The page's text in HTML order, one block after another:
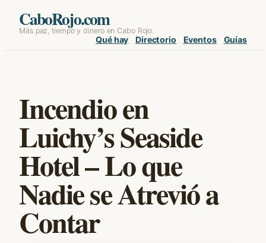
Skip
CaboRojo.com
Más paz, tiempo y dinero en Cabo Rojo.
Qué hay Directorio Eventos Guías
Incendio en
Luichy’s Seaside
Hotel – Lo que
Nadie se Atrevió a
Contar